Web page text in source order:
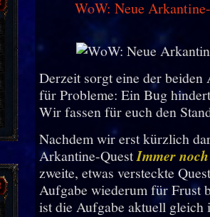
WoW: Neue
Derzeit sorgt eine der
für Probleme: Ein Bug
Wir fassen für euch den
Nachdem wir erst kürzlich
Arkantine-QuestImmer
zweite, etwas versteckte
Aufgabe wiederum für Frust
ist die Aufgabe aktuell